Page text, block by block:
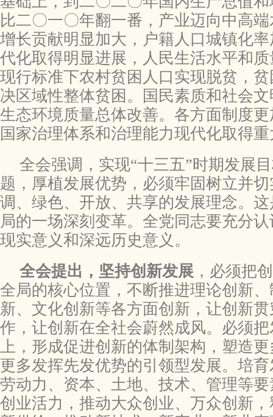
比二〇一〇年翻一番，产业迈向中高
增长贡献明显加大，户籍人口城镇化
代化取得明显进展，人民生活水平和
现行标准下农村贫困人口实现脱贫，
决区域性整体贫困。国民素质和社会
生态环境质量总体改善。各方面制度
国家治理体系和治理能力现代化取得
全会强调，实现“十三五”时期发展
题，厚植发展优势，必须牢固树立并
调、绿色、开放、共享的发展理念。
局的一场深刻变革。全党同志要充分
现实意义和深远历史意义。
全会提出，坚持创新发展 ，必须把
全局的核心位置，不断推进理论创新
新、文化创新等各方面创新，让创新
作，让创新在全社会蔚然成风。必须
上，形成促进创新的体制架构，塑造
更多发挥先发优势的引领型发展。培
劳动力、资本、土地、技术、管理等
创业活力，推动大众创业、万众创新